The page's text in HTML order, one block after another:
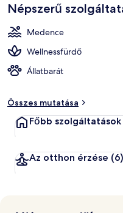
Népszerű
Medence
Wellnessfürdő
Állatbarát
Összes mutatása
Főbb szolgáltatások
Az otthon érzése (6)